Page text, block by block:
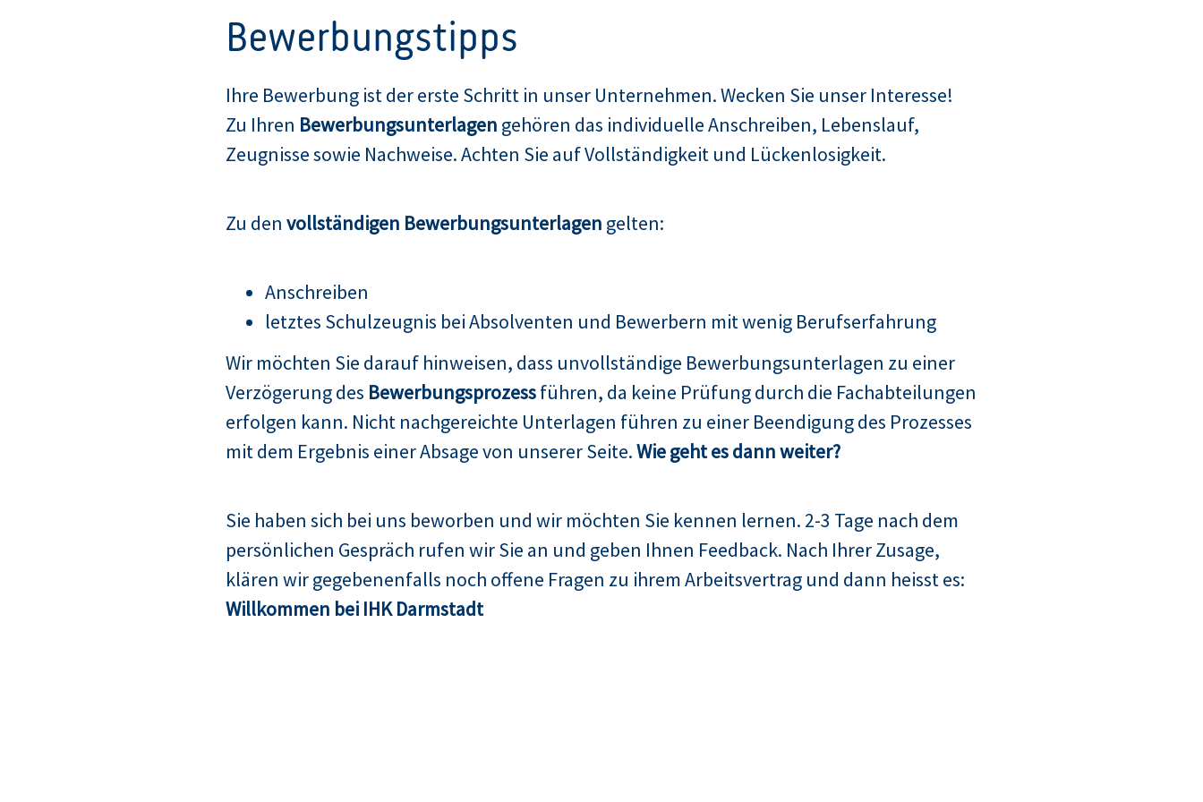
Bewerbungstipps
Ihre Bewerbung ist der erste Schritt in unser Unternehmen. Wecken Sie unser Interesse!
Zu Ihren Bewerbungsunterlagen gehören das individuelle Anschreiben, Lebenslauf,
Zeugnisse sowie Nachweise. Achten Sie auf Vollständigkeit und Lückenlosigkeit.
Zu den vollständigen Bewerbungsunterlagen gelten:
Anschreiben
letztes Schulzeugnis bei Absolventen und Bewerbern mit wenig Berufserfahrung
Wir möchten Sie darauf hinweisen, dass unvollständige Bewerbungsunterlagen zu einer
Verzögerung des Bewerbungsprozessführen, da keine Prüfung durch die Fachabteilungen
erfolgen kann. Nicht nachgereichte Unterlagen führen zu einer Beendigung des Prozesses
mit dem Ergebnis einer Absage von unserer Seite.Wie geht es dann weiter?
Sie haben sich bei uns beworben und wir möchten Sie kennen lernen. 2-3 Tage nach dem
persönlichen Gespräch rufen wir Sie an und geben Ihnen Feedback. Nach Ihrer Zusage,
klären wir gegebenenfalls noch offene Fragen zu ihrem Arbeitsvertrag und dann heisst es:
Willkommen bei IHK Darmstadt